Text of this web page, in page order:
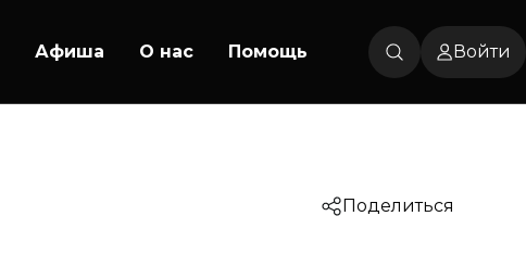
Афиша О нас Помощь Войти
Поделиться